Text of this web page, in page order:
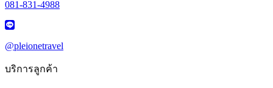
081-831-4988
@pleionetravel
บริการลูกค้า